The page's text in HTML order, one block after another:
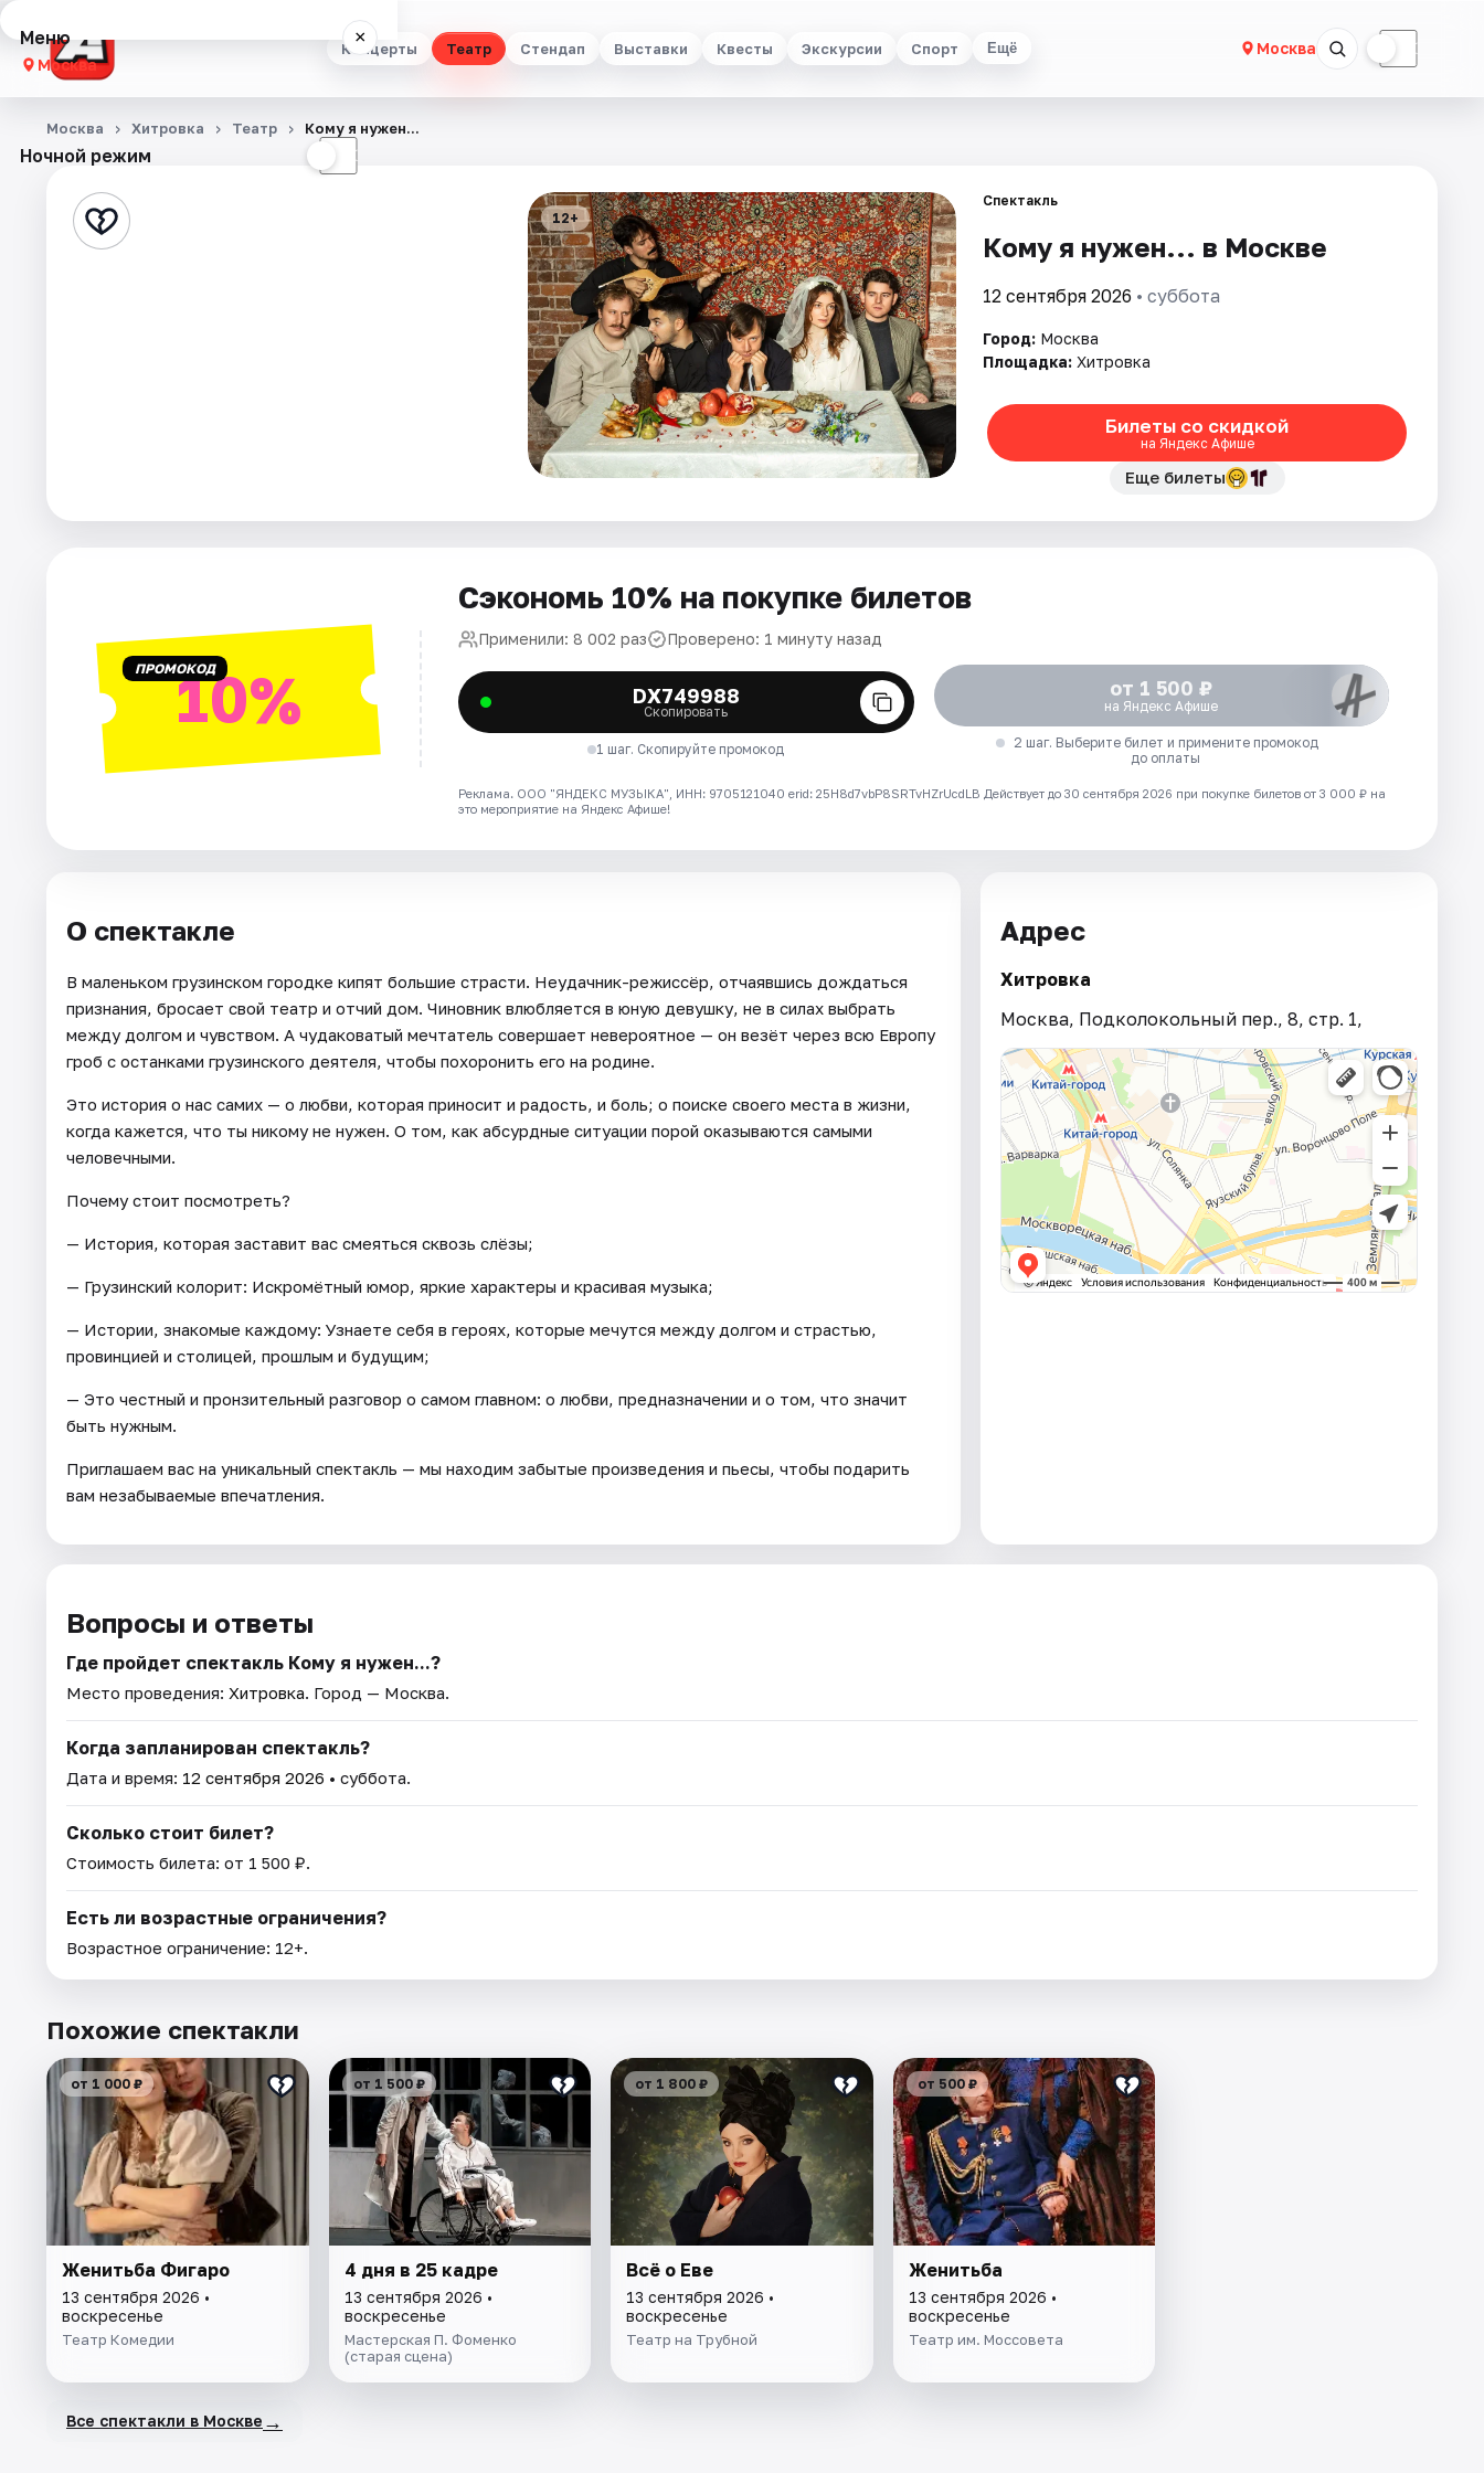
Концерты Театр Стендап Выставки Квесты Экскурсии Спорт Ещё Москва ☾
Меню ×
Москва
Концерты
Стендап
Артисты
Ночной режим ☾
Москва Хитровка Театр Кому я нужен...
12+
Спектакль
Кому я нужен... в Москве
12 сентября 2026 • суббота
Город: Москва
Площадка: Хитровка
Билеты со скидкой
на Яндекс Афише
Еще билеты
ПРОМОКОД10%
Сэкономь 10% на покупке билетов
Применили: 8 002 раз Проверено: 1 минуту назад
DX749988
Скопировать
1 шаг. Скопируйте промокод
от 1 500 ₽
на Яндекс Афише
2 шаг. Выберите билет и примените промокод
до оплаты
Реклама. ООО "ЯНДЕКС МУЗЫКА", ИНН: 9705121040 erid: 25H8d7vbP8SRTvHZrUcdLB Действует до 30 сентября 2026 при покупке билетов от 3 000 ₽ на
это мероприятие на Яндекс Афише!
О спектакле
В маленьком грузинском городке кипят большие страсти. Неудачник-режиссёр, отчаявшись дождаться
признания, бросает свой театр и отчий дом. Чиновник влюбляется в юную девушку, не в силах выбрать
между долгом и чувством. А чудаковатый мечтатель совершает невероятное — он везёт через всю Европу
гроб с останками грузинского деятеля, чтобы похоронить его на родине.
Это история о нас самих — о любви, которая приносит и радость, и боль; о поиске своего места в жизни,
когда кажется, что ты никому не нужен. О том, как абсурдные ситуации порой оказываются самыми
человечными.
Почему стоит посмотреть?
— История, которая заставит вас смеяться сквозь слёзы;
— Грузинский колорит: Искромётный юмор, яркие характеры и красивая музыка;
— Истории, знакомые каждому: Узнаете себя в героях, которые мечутся между долгом и страстью,
провинцией и столицей, прошлым и будущим;
— Это честный и пронзительный разговор о самом главном: о любви, предназначении и о том, что значит
быть нужным.
Приглашаем вас на уникальный спектакль — мы находим забытые произведения и пьесы, чтобы подарить
вам незабываемые впечатления.
Адрес
Хитровка
Москва, Подколокольный пер., 8, стр. 1,
Вопросы и ответы
Где пройдет спектакль Кому я нужен...?
Место проведения: Хитровка. Город — Москва.
Когда запланирован спектакль?
Дата и время: 12 сентября 2026 • суббота.
Сколько стоит билет?
Стоимость билета: от 1 500 ₽.
Есть ли возрастные ограничения?
Возрастное ограничение: 12+.
Похожие спектакли
от 1 000 ₽
Женитьба Фигаро
13 сентября 2026 •
воскресенье
Театр Комедии
от 1 500 ₽
4 дня в 25 кадре
13 сентября 2026 •
воскресенье
Мастерская П. Фоменко
(старая сцена)
от 1 800 ₽
Всё о Еве
13 сентября 2026 •
воскресенье
Театр на Трубной
от 500 ₽
Женитьба
13 сентября 2026 •
воскресенье
Театр им. Моссовета
Все спектакли в Москве →